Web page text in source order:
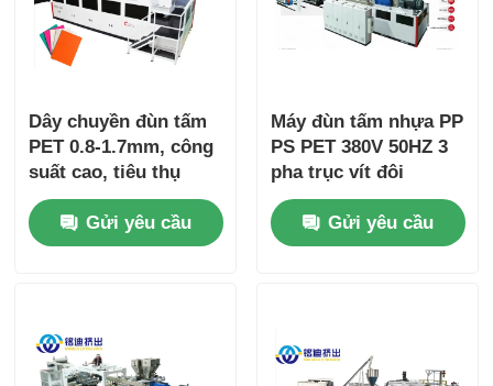
Dây chuyền đùn tấm
PET 0.8-1.7mm, công
suất cao, tiêu thụ
điện năng thấp
Gửi yêu cầu
Máy đùn tấm nhựa PP
PS PET 380V 50HZ 3
pha trục vít đôi
Gửi yêu cầu